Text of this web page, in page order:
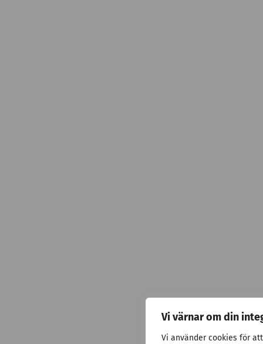
Vi värnar om din
Vi använder cookies för